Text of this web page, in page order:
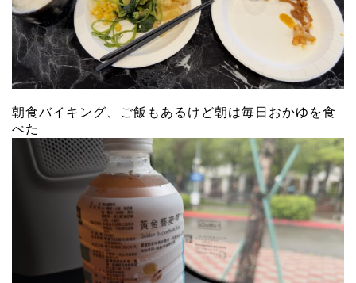
朝食バイキング、ご飯もあるけど朝は毎日おかゆを食
べた